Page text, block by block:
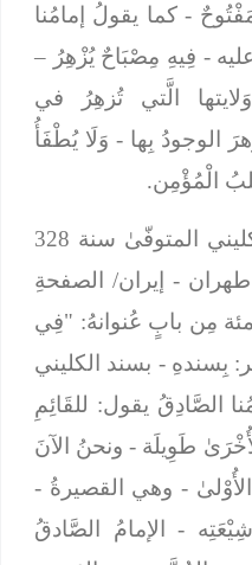
- كما يقولُ إمامُنا
- فِيهِ مِصْبَاحٌ يُزْهِرُ–
الَّتي تُزهِرُ في
الوجودُ بِها -وَلَا يُطْفَأُ
الْمُؤْمِن.
الجزء الأوَّلُ مِن الكافي للكليني المتوفّىٰ سنة 328
- إيران/ الصفحةِ
مئة مِن بابٍ عُنوانهُ: "فِي
بِسندهِ- بسند الكليني
الصَّادِقُ يقول: للقَائِمِ
طَوِيلَة- ونحنُ الآنَ
- وهي القصيرةُ -
- الإمامُ الصَّادقُ